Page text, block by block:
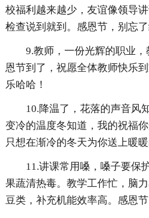
校福利越来越少，友谊像领导
检查说到就到。感恩节，别忘了
9.教师，一份光辉的职业
恩节到了，祝愿全体教师快乐
乐哈哈！
10.降温了，花落的声音风
变冷的温度冬知道，我的祝福
只想在渐冷的冬天为你送上暖暖
11.讲课常用嗓，嗓子要保
果蔬清热毒。教学工作忙，脑
豆类，补充机能效率高。感恩